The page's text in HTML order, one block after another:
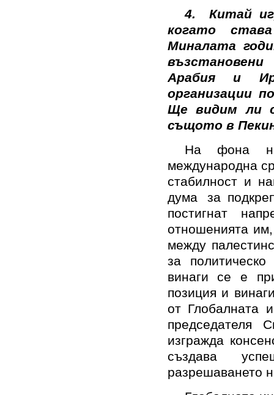
4.
Китай
когато
Миналата
Арабия и
организации
Ще видим ли
същото в
На фона на
международна
стабилност и
дума за
постигнат
отношенията
между
за
винаги се е
позиция и
от Глобалната
председателя
изгражда
създава
разрешаването